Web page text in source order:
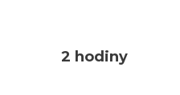
2 hodiny